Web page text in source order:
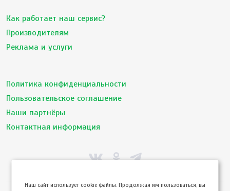
Как работает наш сервис?
Производителям
Реклама и услуги
Политика конфиденциальности
Пользовательское соглашение
Наши партнёры
Контактная информация
Hаш сайт использует cookie файлы. Продолжая им пользоваться, вы